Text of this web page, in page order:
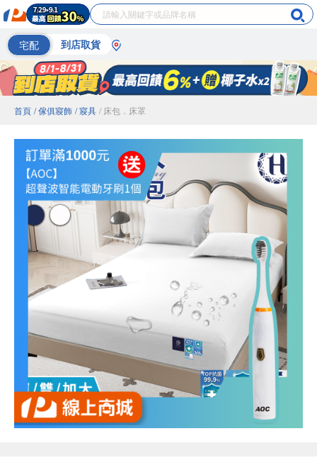
宅配 到店取貨
首頁 / 傢俱寢飾 / 寢具 / 床包．床罩